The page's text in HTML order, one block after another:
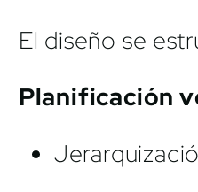
El diseño se
Planificación